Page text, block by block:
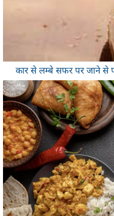
कार से लम्बे सफर पर जाने